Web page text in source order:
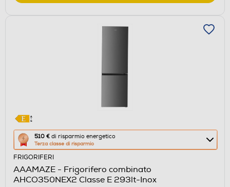
510 € di risparmio energetico
Terza classe di risparmio
Questa
azione
aprirà
il
FRIGORIFERI
AAAMAZE - Frigorifero combinato
AHCO350NEX2 Classe E 293lt-Inox